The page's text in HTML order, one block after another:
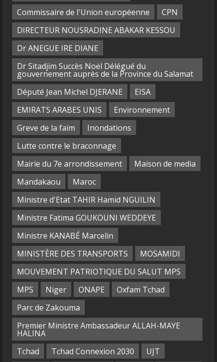
Commissaire de l'Union européenne
CPN
DIRECTEUR NOUSRADINE ABAKAR KESSOU
Dr ANEGUE IRE DIANE
Dr Sitadjim Succès Noël Délégué du
gouvernement auprès de la Province du Salamat
Député Jean Michel DJERANE
EISA
EMIRATS ARABES UNIS
Environnement
Greve de la faim
Inondations
Lutte contre le braconnage
Mairie du 7e arrondissement
Maison de media
Mandakaou
Maroc
Ministre d'Etat TAHIR Hamid NGUILIN
Ministre Fatima GOUKOUNI WEDDEYE
Ministre KANABÉ Marcelin
MINISTÈRE DES TRANSPORTS
MOSAMIDI
MOUVEMENT PATRIOTIQUE DU SALUT MPS
MPS
Niger ONAPE
Oxfam Tchad
Parc de Zakouma
Premier Ministre Ambassadeur ALLAH-MAYE
HALINA
Tchad
Tchad Connexion 2030
UJT